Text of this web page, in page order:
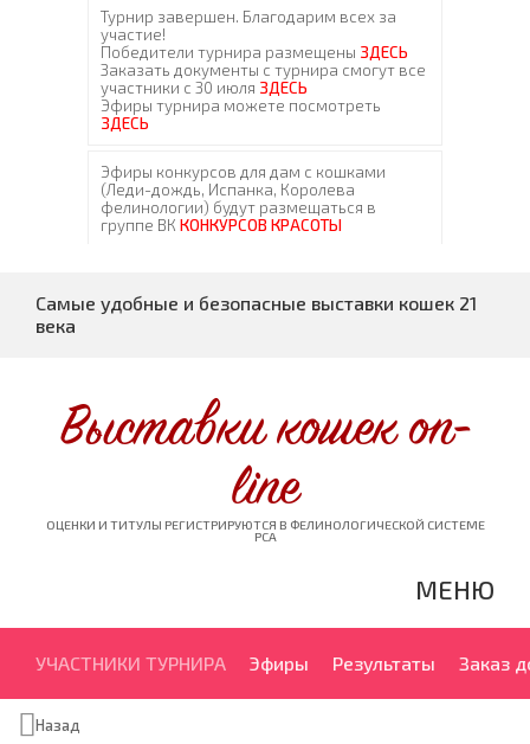
Самые удобные и безопасные выставки кошек 21
века
Выставки кошек on-
line
ОЦЕНКИ И ТИТУЛЫ РЕГИСТРИРУЮТСЯ В ФЕЛИНОЛОГИЧЕСКОЙ СИСТЕМЕ
PCA
МЕНЮ
УЧАСТНИКИ ТУРНИРА Эфиры Результаты Заказ
Назад